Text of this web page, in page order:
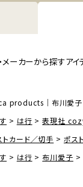
メーカーから探すア
products｜布川愛子
は行 表現社
トカード／切手 ポス
は行 布川愛子